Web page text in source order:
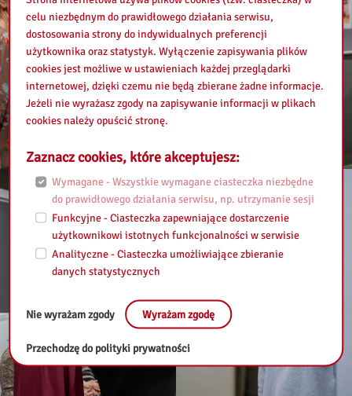
celu niezbędnym do prawidłowego działania serwisu,
dostosowania strony do indywidualnych preferencji
użytkownika oraz statystyk. Wyłączenie zapisywania plików
cookies jest możliwe w ustawieniach każdej przeglądarki
internetowej, dzięki czemu nie będą zbierane żadne informacje.
Jeżeli nie wyrażasz zgody na zapisywanie informacji w plikach
cookies należy opuścić stronę.
Zaznacz cookies, które akceptujesz:
Wymagane - Wszystkie wymagane ciasteczka niezbędne
do prawidłowego działania serwisu, np. utrzymanie sesji
Funkcyjne - Ciasteczka zapewniające dostarczenie
użytkownikowi istotnych funkcjonalności w serwisie
Analityczne - Ciasteczka umożliwiające zbieranie
danych statystycznych
Nie wyrażam zgody Wyrażam zgodę
Przechodzę do polityki prywatności